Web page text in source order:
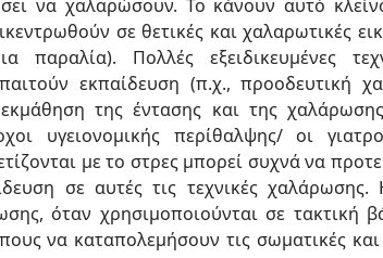
να χαλαρώσουν. Το κάνουν αυτό
σε θετικές και χαλαρωτικές
παραλία). Πολλές εξειδικευμένες
εκπαίδευση (π.χ., προοδευτική
της έντασης και της
υγειονομικής περίθαλψης/ οι
με το στρες μπορεί συχνά να
σε αυτές τις τεχνικές
όταν χρησιμοποιούνται σε τακτική
να καταπολεμήσουν τις σωματικές